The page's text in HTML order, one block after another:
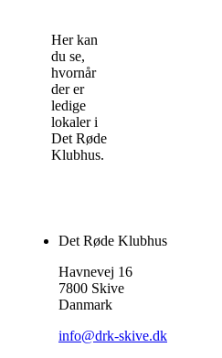
Her kan
du se,
hvornår
der er
ledige
lokaler i
Det Røde
Klubhus.
Det Røde Klubhus
Havnevej 16
7800 Skive
Danmark
info@drk-skive.dk